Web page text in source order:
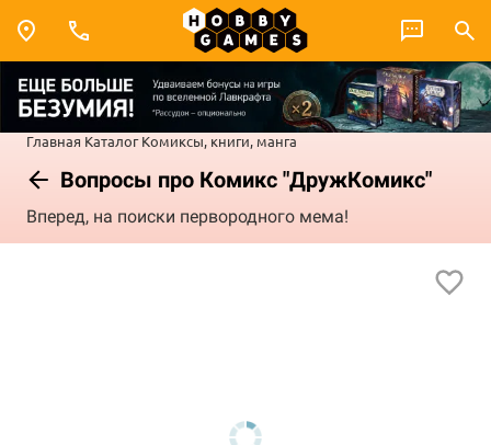
Главная Каталог Комиксы, книги, манга
Вопросы про Комикс "ДружКомикс"
Вперед, на поиски первородного мема!